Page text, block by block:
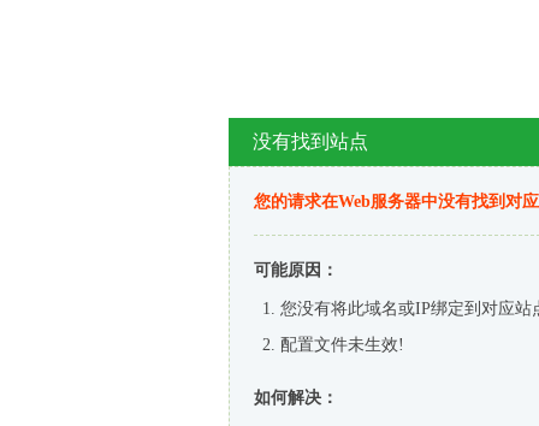
没有找到站点
您的请求在Web服务器中没有找到对
可能原因：
您没有将此域名或IP绑定到对应站
配置文件未生效!
如何解决：